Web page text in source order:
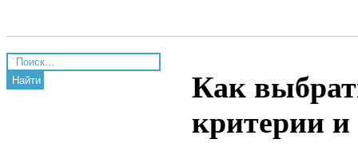
Найти
Как
критерии